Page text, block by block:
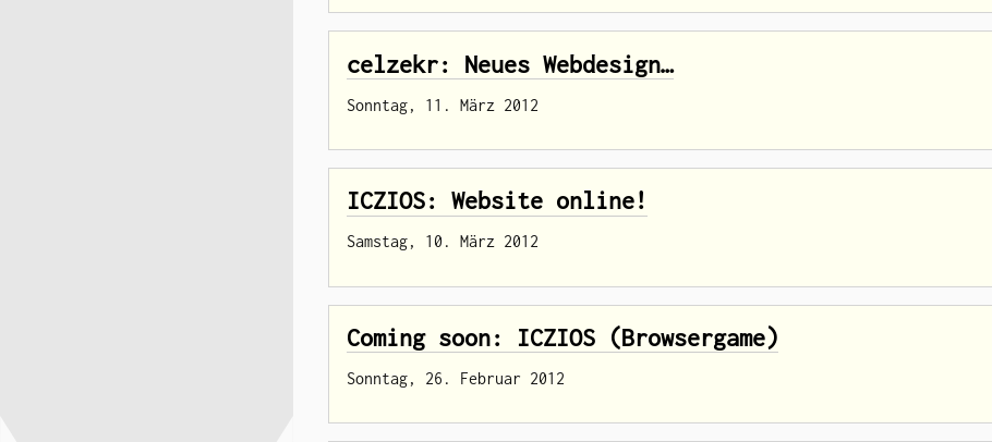
celzekr: Neues Webdesign…
Sonntag, 11. März 2012
ICZIOS: Website online!
Samstag, 10. März 2012
Coming soon: ICZIOS (Browsergame)
Sonntag, 26. Februar 2012